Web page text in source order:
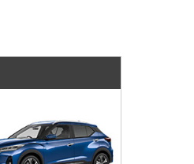
室
録通知書